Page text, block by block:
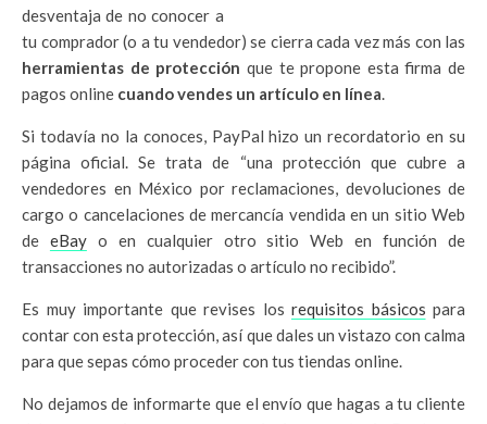
desventaja de no conocer a
tu comprador (o a tu vendedor) se cierra cada vez más con las
herramientas de protección que te propone esta firma de
pagos online cuando vendes un artículo en línea.
Si todavía no la conoces, PayPal hizo un recordatorio en su
página oficial. Se trata de “una protección que cubre a
vendedores en México por reclamaciones, devoluciones de
cargo o cancelaciones de mercancía vendida en un sitio Web
de eBayo en cualquier otro sitio Web en función de
transacciones no autorizadas o artículo no recibido”.
Es muy importante que revises los requisitos básicos para
contar con esta protección, así que dales un vistazo con calma
para que sepas cómo proceder con tus tiendas online.
No dejamos de informarte que el envío que hagas a tu cliente